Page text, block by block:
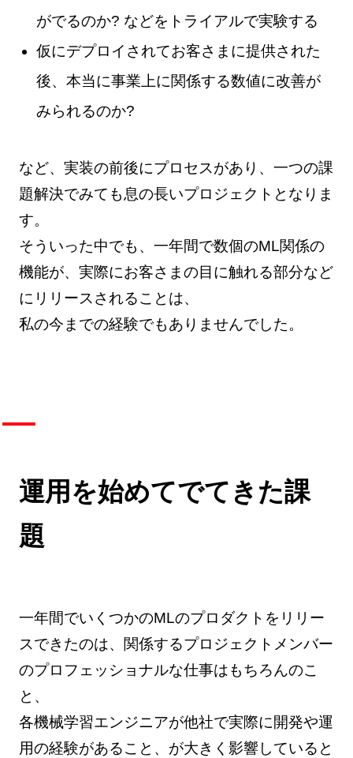
がでるのか? などをトライアルで実験する
仮にデプロイされてお客さまに提供された
後、本当に事業上に関係する数値に改善が
みられるのか?
など、実装の前後にプロセスがあり、一つの課
題解決でみても息の長いプロジェクトとなりま
す。
そういった中でも、一年間で数個のML関係の
機能が、実際にお客さまの目に触れる部分など
にリリースされることは、
私の今までの経験でもありませんでした。
運用を始めてでてきた課
題
一年間でいくつかのMLのプロダクトをリリー
スできたのは、関係するプロジェクトメンバー
のプロフェッショナルな仕事はもちろんのこ
と、
各機械学習エンジニアが他社で実際に開発や運
用の経験があること、が大きく影響していると